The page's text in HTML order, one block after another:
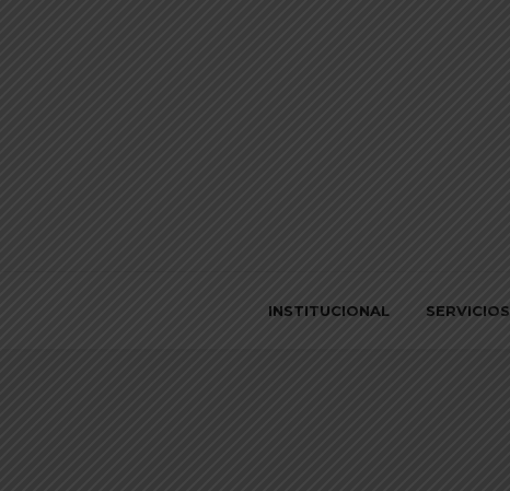
INSTITUCIONAL SERVICIOS